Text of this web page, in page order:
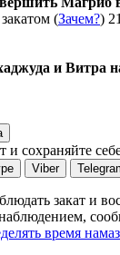
(Зачем?)
и Витра
сохраняйте
Viber
закат и
время